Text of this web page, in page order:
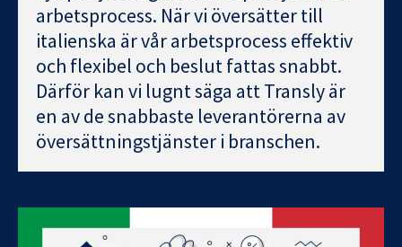
arbetsprocess. När vi översätter till
italienska är vår arbetsprocess effektiv
och flexibel och beslut fattas snabbt.
Därför kan vi lugnt säga att Transly är
en av de snabbaste leverantörerna av
översättningstjänster i branschen.